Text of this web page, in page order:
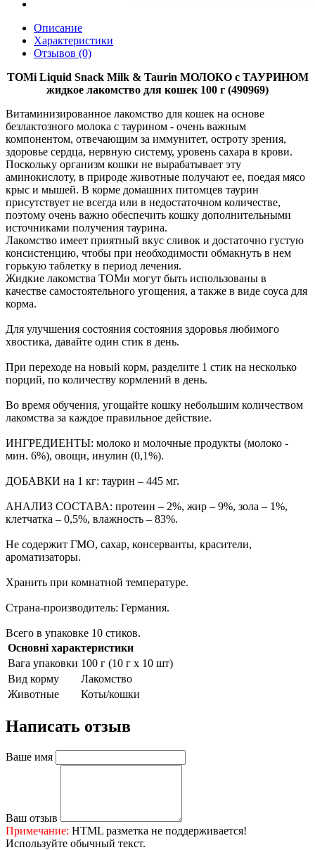
Описание
Характеристики
Отзывов (0)
TOMi Liquid Snack Milk & Taurin МОЛОКО с ТАУРИНОМ
жидкое лакомство для кошек 100 г (490969)
Витаминизированное лакомство для кошек на основе
безлактозного молока с таурином - очень важным
компонентом, отвечающим за иммунитет, остроту зрения,
здоровье сердца, нервную систему, уровень сахара в крови.
Поскольку организм кошки не вырабатывает эту
аминокислоту, в природе животные получают ее, поедая мясо
крыс и мышей. В корме домашних питомцев таурин
присутствует не всегда или в недостаточном количестве,
поэтому очень важно обеспечить кошку дополнительными
источниками получения таурина.
Лакомство имеет приятный вкус сливок и достаточно густую
консистенцию, чтобы при необходимости обмакнуть в нем
горькую таблетку в период лечения.
Жидкие лакомства ТОМи могут быть использованы в
качестве самостоятельного угощения, а также в виде соуса для
корма.
Для улучшения состояния состояния здоровья любимого
хвостика, давайте один стик в день.
При переходе на новый корм, разделите 1 стик на несколько
порций, по количеству кормлений в день.
Во время обучения, угощайте кошку небольшим количеством
лакомства за каждое правильное действие.
ИНГРЕДИЕНТЫ: молоко и молочные продукты (молоко -
мин. 6%), овощи, инулин (0,1%).
ДОБАВКИ на 1 кг: таурин – 445 мг.
АНАЛИЗ СОСТАВА: протеин – 2%, жир – 9%, зола – 1%,
клетчатка – 0,5%, влажность – 83%.
Не содержит ГМО, сахар, консерванты, красители,
ароматизаторы.
Хранить при комнатной температуре.
Страна-производитель: Германия.
Всего в упаковке 10 стиков.
Основні характеристики
Вага упаковки 100 г (10 г х 10 шт)
Вид корму
Лакомство
Животные
Коты/кошки
Написать отзыв
Ваше имя
Ваш отзыв
Примечание: HTML разметка не поддерживается!
Используйте обычный текст.